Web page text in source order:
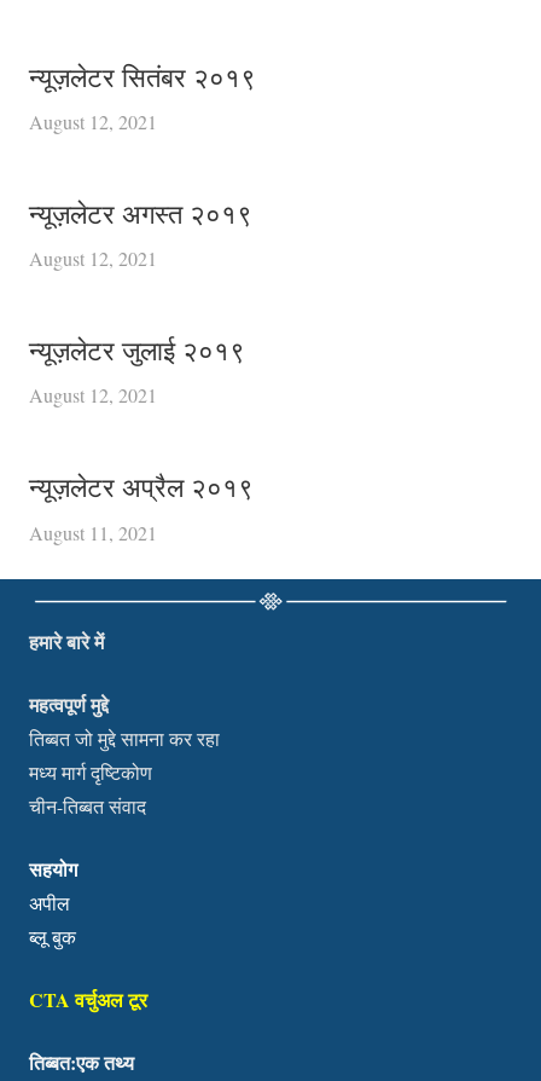
न्यूज़लेटर सितंबर २०१९
August 12, 2021
न्यूज़लेटर अगस्त २०१९
August 12, 2021
न्यूज़लेटर जुलाई २०१९
August 12, 2021
न्यूज़लेटर अप्रैल २०१९
August 11, 2021
हमारे बारे में
महत्वपूर्ण मुद्दे
तिब्बत जो मुद्दे सामना कर रहा
मध्य मार्ग दृष्टिकोण
चीन-तिब्बत संवाद
सहयोग
अपील
ब्लू बुक
CTA वर्चुअल टूर
तिब्बत:एक तथ्य